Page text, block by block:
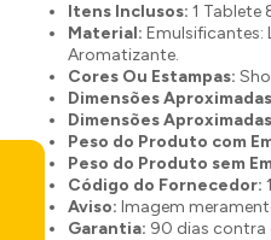
Itens Inclusos: 1 Tablete
Material: Emulsificantes:
Aromatizante.
Cores Ou Estampas:
Dimensões
Dimensões
Peso do Produto com
Peso do Produto sem
Código do Fornecedor:
Aviso: Imagem
Garantia: 90 dias contra